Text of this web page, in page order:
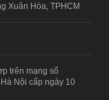
Xuân Hòa, TPHCM
trên mạng số
Nội cấp ngày 10